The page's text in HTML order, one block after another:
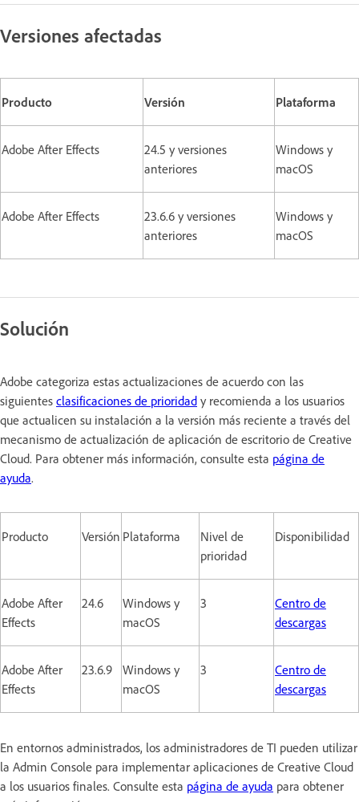
Versiones afectadas
Producto Versión Plataforma
Adobe After Effects
24.5 y versiones
anteriores
Windows y
macOS
Adobe After Effects
23.6.6 y versiones
anteriores
Windows y
macOS
Solución
Adobe categoriza estas actualizaciones de acuerdo con las
siguientes clasificaciones de prioridad y recomienda a los usuarios
que actualicen su instalación a la versión más reciente a través del
mecanismo de actualización de aplicación de escritorio de Creative
Cloud. Para obtener más información, consulte esta página de
ayuda.
Producto Versión Plataforma
Nivel de
prioridad
Disponibilidad
Adobe After
Effects
24.6
Windows y
macOS
3
Centro de
descargas
Adobe After
Effects
23.6.9
Windows y
macOS
3
Centro de
descargas
En entornos administrados, los administradores de TI pueden utilizar
la Admin Console para implementar aplicaciones de Creative Cloud
a los usuarios finales. Consulte esta página de ayuda para obtener